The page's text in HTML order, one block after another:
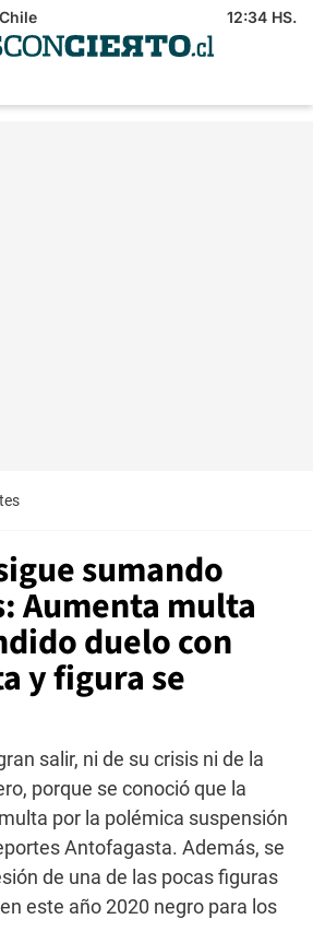
12:34 HS.
sumando
Aumenta multa
duelo con
y figura se
salir, ni de su crisis ni de la
porque se conoció que la
por la polémica suspensión
Antofagasta. Además, se
de una de las pocas figuras
este año 2020 negro para los